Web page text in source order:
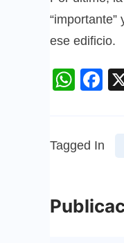
ese edificio.
Tagged In